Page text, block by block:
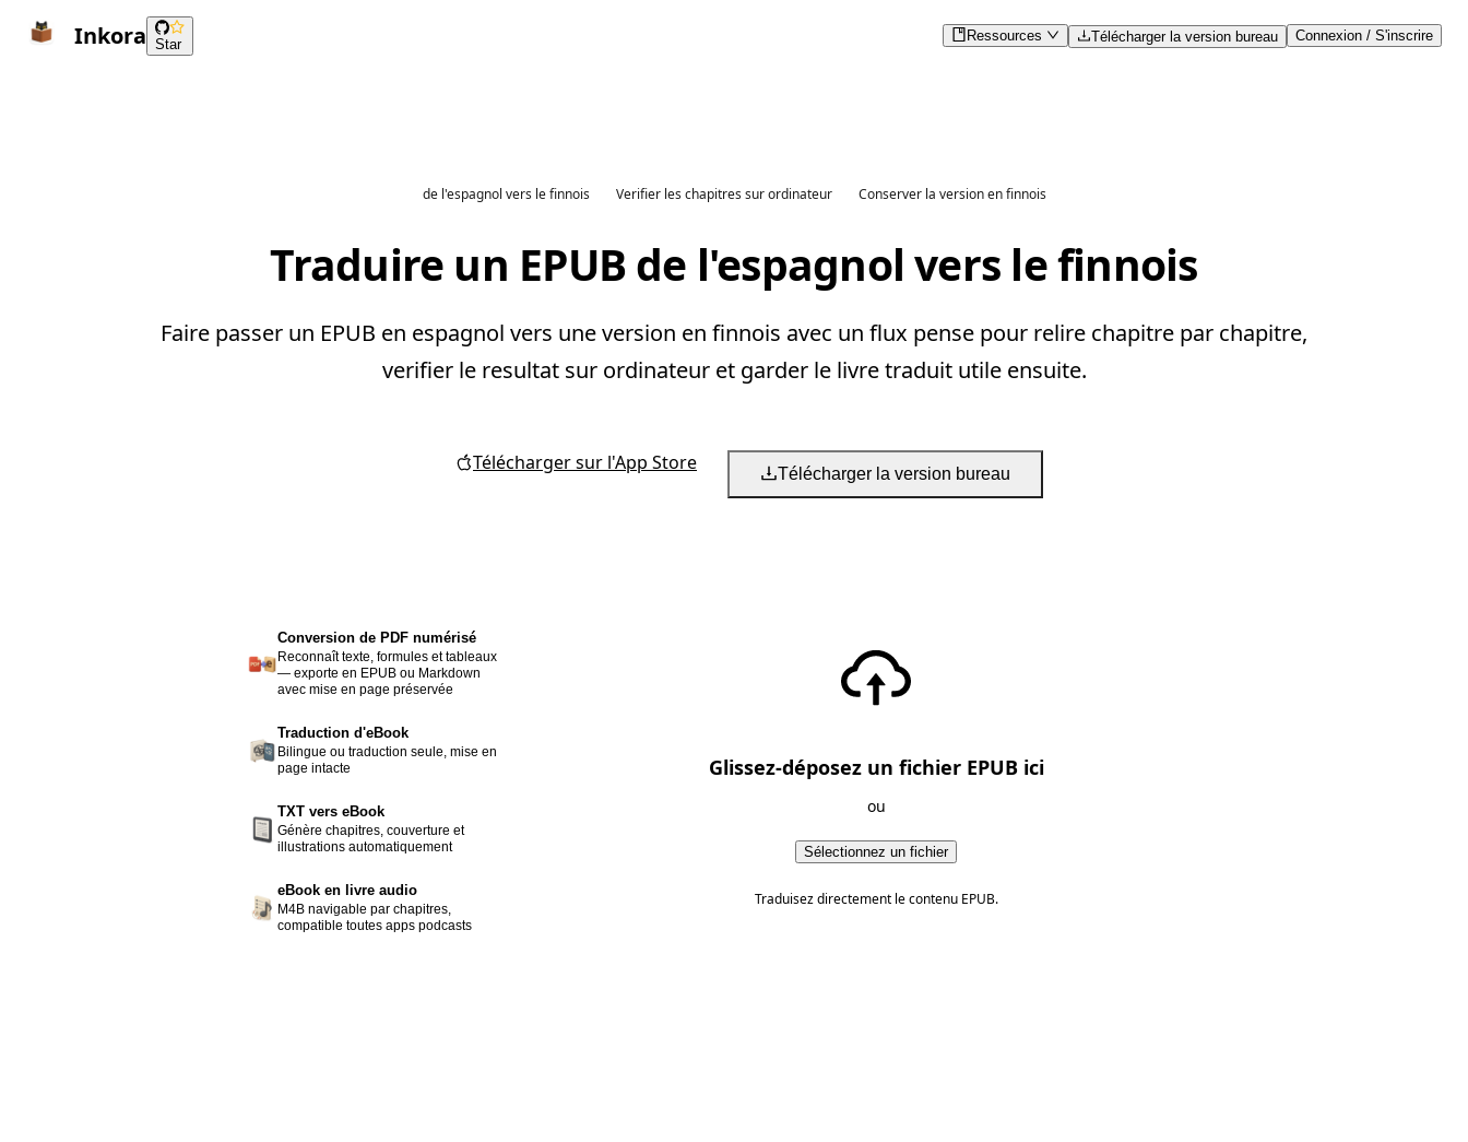
Inkora Star
Ressources Télécharger la version bureau Connexion / S'inscrire
de l'espagnol vers le finnois Verifier les chapitres sur ordinateur Conserver la version en finnois
Traduire un EPUB de l'espagnol vers le finnois
Faire passer un EPUB en espagnol vers une version en finnois avec un flux pense pour relire chapitre par chapitre,
verifier le resultat sur ordinateur et garder le livre traduit utile ensuite.
Télécharger sur l'App Store Télécharger la version bureau
Conversion de PDF numérisé
Reconnaît texte, formules et tableaux
— exporte en EPUB ou Markdown
avec mise en page préservée
Traduction d'eBook
Bilingue ou traduction seule, mise en
page intacte
TXT vers eBook
Génère chapitres, couverture et
illustrations automatiquement
eBook en livre audio
M4B navigable par chapitres,
compatible toutes apps podcasts
Glissez-déposez un fichier EPUB ici
ou
Sélectionnez un fichier
Traduisez directement le contenu EPUB.